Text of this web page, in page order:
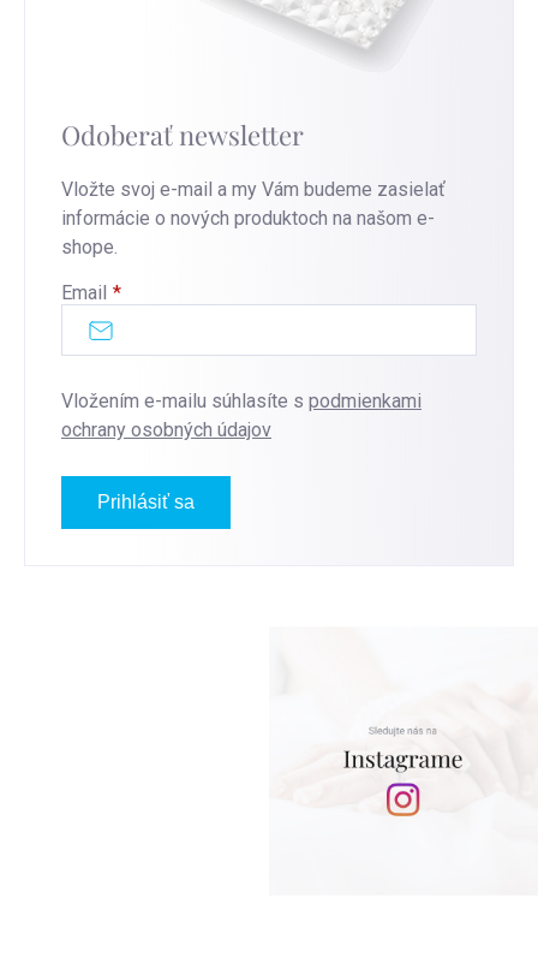
Odoberať newsletter
Vložte svoj e-mail a my Vám budeme zasielať
informácie o nových produktoch na našom e-
shope.
Email
Vložením e-mailu súhlasíte s podmienkami
ochrany osobných údajov
Prihlásiť sa